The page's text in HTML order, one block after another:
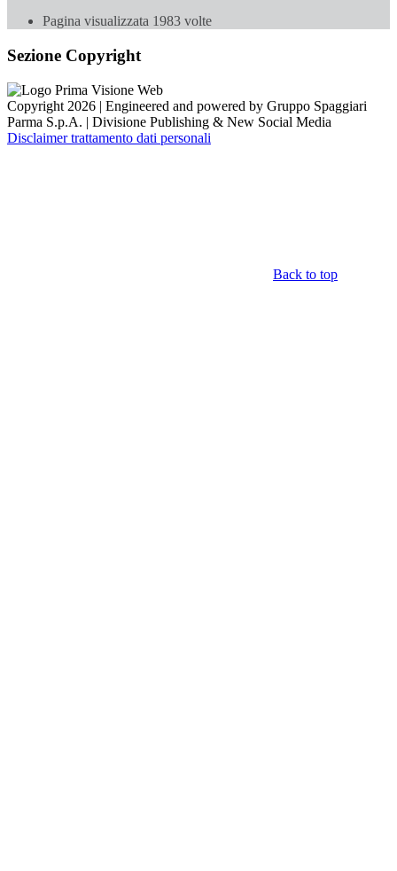
Pagina visualizzata 1983 volte
Sezione Copyright
Copyright 2026 | Engineered and powered by Gruppo Spaggiari
Parma S.p.A. | Divisione Publishing & New Social Media
Disclaimer trattamento dati personali
Back to top